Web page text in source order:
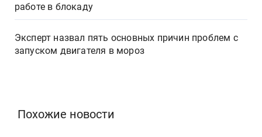
работе в блокаду
Эксперт назвал пять основных причин проблем с
запуском двигателя в мороз
Похожие новости